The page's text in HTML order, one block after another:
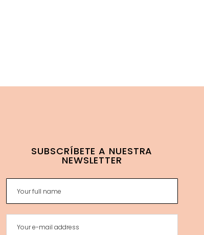
SUBSCRÍBETE A NUESTRA
NEWSLETTER